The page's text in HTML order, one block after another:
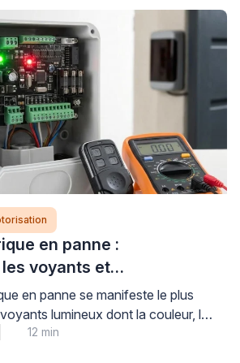
nécessite de comprendre
: le type d’axe
puissance adaptée au poids du
de commande souhaité (filaire,
Bien […]
en panne :
voyants et
le problème
en panne se manifeste le plus
lumineux dont la couleur, le
renseignent précisément
12 min